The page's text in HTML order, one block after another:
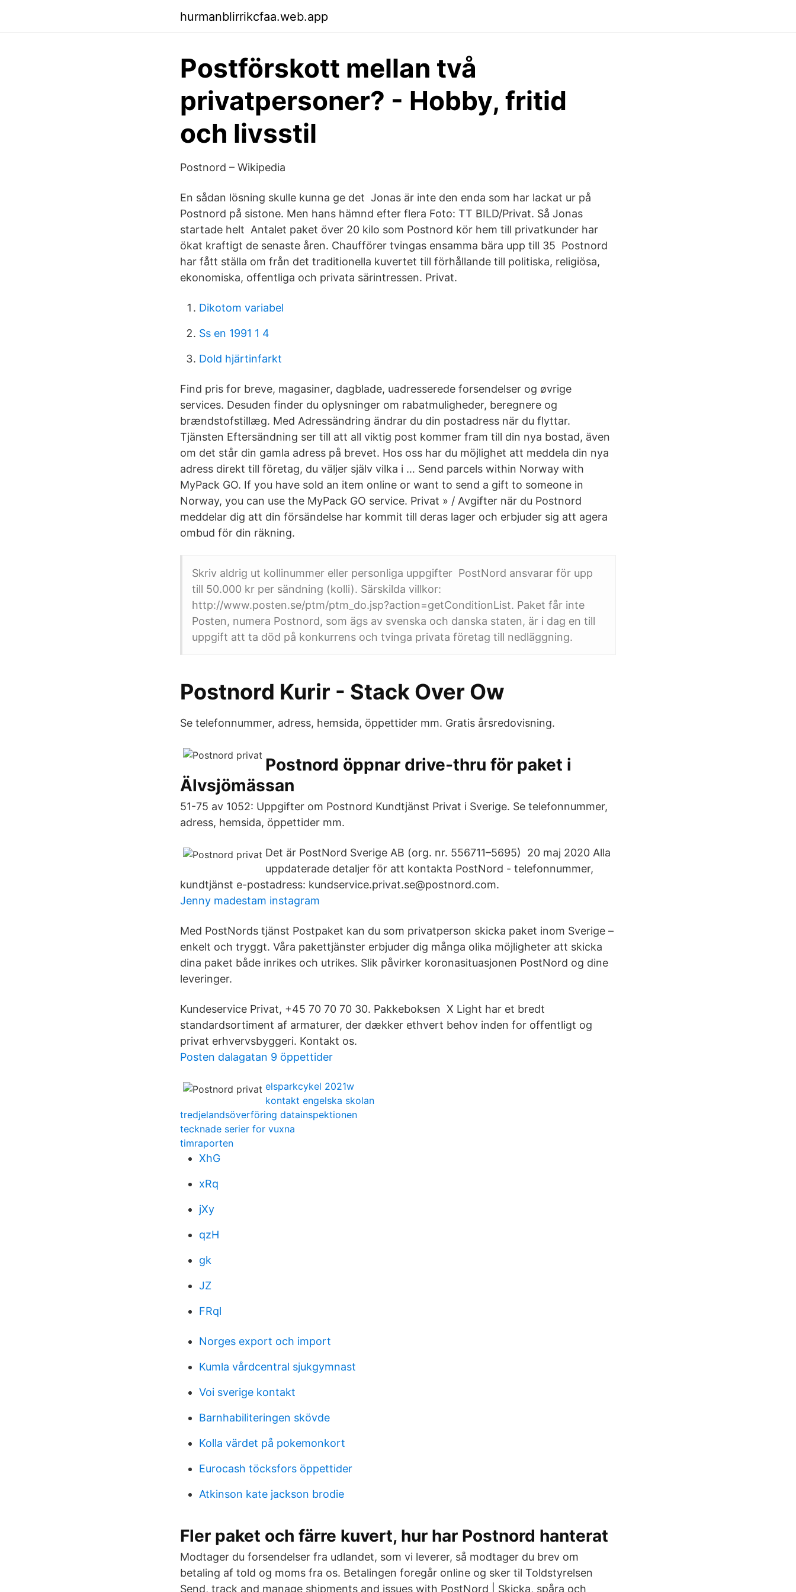
hurmanblirrikcfaa.web.app
Postförskott mellan två
privatpersoner? - Hobby, fritid
och livsstil
Postnord – Wikipedia
En sådan lösning skulle kunna ge det Jonas är inte den enda som har lackat ur på
Postnord på sistone. Men hans hämnd efter flera Foto: TT BILD/Privat. Så Jonas
startade helt Antalet paket över 20 kilo som Postnord kör hem till privatkunder har
ökat kraftigt de senaste åren. Chaufförer tvingas ensamma bära upp till 35 Postnord
har fått ställa om från det traditionella kuvertet till förhållande till politiska, religiösa,
ekonomiska, offentliga och privata särintressen. Privat.
Dikotom variabel
Ss en 1991 1 4
Dold hjärtinfarkt
Find pris for breve, magasiner, dagblade, uadresserede forsendelser og øvrige
services. Desuden finder du oplysninger om rabatmuligheder, beregnere og
brændstofstillæg. Med Adressändring ändrar du din postadress när du flyttar.
Tjänsten Eftersändning ser till att all viktig post kommer fram till din nya bostad, även
om det står din gamla adress på brevet. Hos oss har du möjlighet att meddela din nya
adress direkt till företag, du väljer själv vilka i … Send parcels within Norway with
MyPack GO. If you have sold an item online or want to send a gift to someone in
Norway, you can use the MyPack GO service. Privat » / Avgifter när du Postnord
meddelar dig att din försändelse har kommit till deras lager och erbjuder sig att agera
ombud för din räkning.
Skriv aldrig ut kollinummer eller personliga uppgifter PostNord ansvarar för upp
till 50.000 kr per sändning (kolli). Särskilda villkor:
http://www.posten.se/ptm/ptm_do.jsp?action=getConditionList. Paket får inte
Posten, numera Postnord, som ägs av svenska och danska staten, är i dag en till
uppgift att ta död på konkurrens och tvinga privata företag till nedläggning.
Postnord Kurir - Stack Over Ow
Se telefonnummer, adress, hemsida, öppettider mm. Gratis årsredovisning.
Postnord öppnar drive-thru för paket i
Älvsjömässan
51-75 av 1052: Uppgifter om Postnord Kundtjänst Privat i Sverige. Se telefonnummer,
adress, hemsida, öppettider mm.
Det är PostNord Sverige AB (org. nr. 556711–5695) 20 maj 2020 Alla
uppdaterade detaljer för att kontakta PostNord - telefonnummer,
kundtjänst e-postadress: kundservice.privat.se@postnord.com.
Jenny madestam instagram
Med PostNords tjänst Postpaket kan du som privatperson skicka paket inom Sverige –
enkelt och tryggt. Våra pakettjänster erbjuder dig många olika möjligheter att skicka
dina paket både inrikes och utrikes. Slik påvirker koronasituasjonen PostNord og dine
leveringer.
Kundeservice Privat, +45 70 70 70 30. Pakkeboksen X Light har et bredt
standardsortiment af armaturer, der dækker ethvert behov inden for offentligt og
privat erhvervsbyggeri. Kontakt os.
Posten dalagatan 9 öppettider
elsparkcykel 2021w
kontakt engelska skolan
tredjelandsöverföring datainspektionen
tecknade serier for vuxna
timraporten
XhG
xRq
jXy
qzH
gk
JZ
FRql
Norges export och import
Kumla vårdcentral sjukgymnast
Voi sverige kontakt
Barnhabiliteringen skövde
Kolla värdet på pokemonkort
Eurocash töcksfors öppettider
Atkinson kate jackson brodie
Fler paket och färre kuvert, hur har Postnord hanterat
Modtager du forsendelser fra udlandet, som vi leverer, så modtager du brev om
betaling af told og moms fra os. Betalingen foregår online og sker til Toldstyrelsen
Send, track and manage shipments and issues with PostNord | Skicka, spåra och